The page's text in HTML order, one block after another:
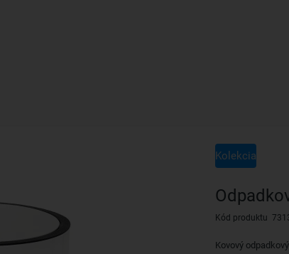
Kolekcia
Kód produktu
Kovový